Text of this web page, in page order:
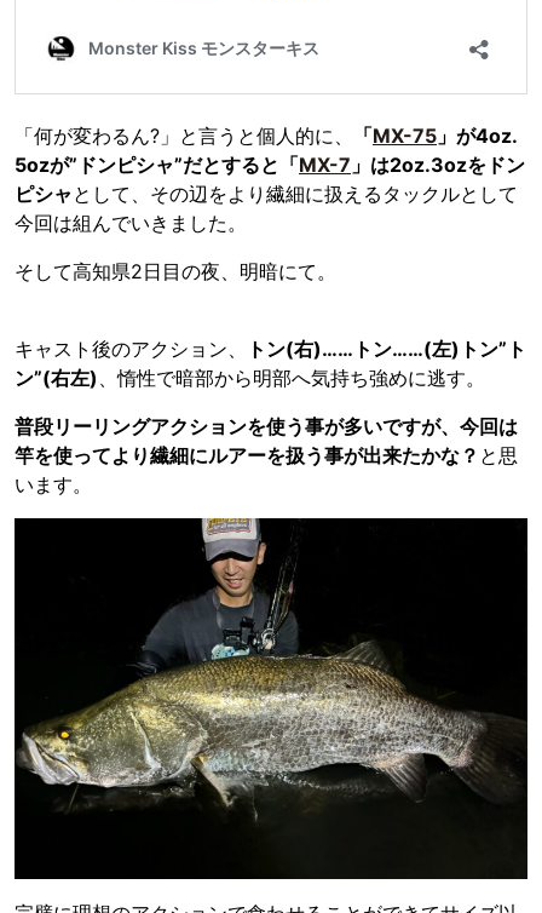
「何が変わるん?」と言うと個人的に、 「MX-75 」が4oz.
5ozが”ドンピシャ”だとすると「MX-7 」は2oz.3ozをドン
ピシャ として、その辺をより繊細に扱えるタックルとして
今回は組んでいきました。
そして高知県2日目の夜、明暗にて。
キャスト後のアクション、
トン(右)……トン……(左)トン”ト
ン”(右左) 、惰性で暗部から明部へ気持ち強めに逃す。
普段リーリングアクションを使う事が多いですが、今回は
竿を使ってより繊細にルアーを扱う事が出来たかな？ と思
います。